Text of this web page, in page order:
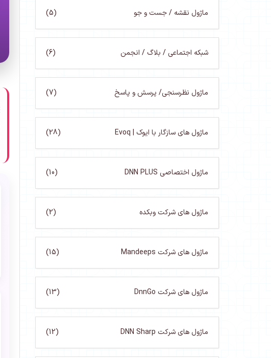
ماژول نقشه / جست و جو (5)
شبکه اجتماعی / بلاگ / انجمن (6)
ماژول نظرسنجی/ پرسش و پاسخ (7)
ماژول های سازگار با ایوک | Evoq (28)
ماژول اختصاصی DNN PLUS (10)
ماژول های شرکت وبکده (2)
ماژول های شرکت Mandeeps (15)
ماژول های شرکت DnnGo (13)
ماژول های شرکت DNN Sharp (12)